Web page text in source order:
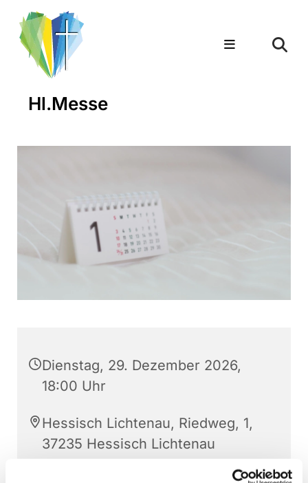
Hl.Messe
Dienstag, 29. Dezember 2026,
18:00 Uhr
Hessisch Lichtenau, Riedweg, 1,
37235 Hessisch Lichtenau